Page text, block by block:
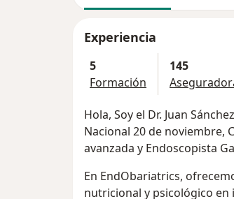
Experiencia
5
Formación
145
Hola, Soy el Dr. Juan
Nacional 20 de noviembre,
avanzada y Endoscopista
En EndObariatrics,
nutricional y psicológico en